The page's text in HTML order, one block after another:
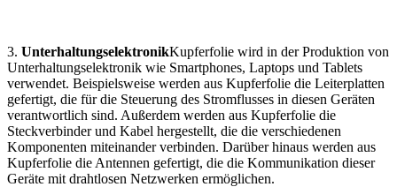
3. UnterhaltungselektronikKupferfolie wird in der Produktion von
Unterhaltungselektronik wie Smartphones, Laptops und Tablets
verwendet. Beispielsweise werden aus Kupferfolie die Leiterplatten
gefertigt, die für die Steuerung des Stromflusses in diesen Geräten
verantwortlich sind. Außerdem werden aus Kupferfolie die
Steckverbinder und Kabel hergestellt, die die verschiedenen
Komponenten miteinander verbinden. Darüber hinaus werden aus
Kupferfolie die Antennen gefertigt, die die Kommunikation dieser
Geräte mit drahtlosen Netzwerken ermöglichen.